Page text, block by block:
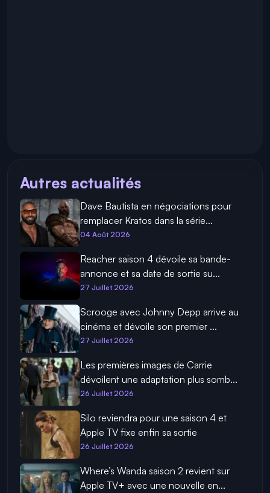
Autres actualités
Dave Bautista en négociations pour
remplacer Kratos dans la série...
04 Août 2026
Reacher saison 4 dévoile sa bande-
annonce et sa date de sortie su...
27 Juillet 2026
Scrooge avec Johnny Depp arrive au
cinéma et dévoile son premier ...
27 Juillet 2026
Les premières images de Carrie
dévoilent une adaptation plus somb...
26 Juillet 2026
Silo reviendra pour une saison 4 et
Apple TV fixe enfin sa sortie
26 Juillet 2026
Where’s Wanda saison 2 revient sur
Apple TV+ avec une nouvelle en...